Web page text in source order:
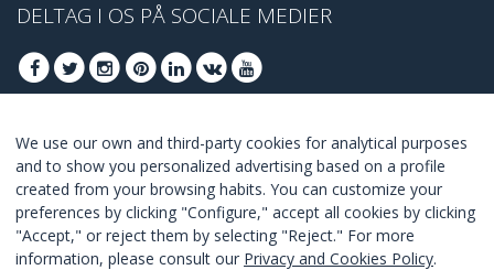
DELTAG I OS PÅ SOCIALE MEDIER
DELTAG AT FÅ BEDSTE TILBUD
TILSLUTTE
I Agree with the terms and conditions
We use our own and third-party cookies for analytical purposes
and to show you personalized advertising based on a profile
created from your browsing habits. You can customize your
preferences by clicking "Configure," accept all cookies by clicking
"Accept," or reject them by selecting "Reject." For more
information, please consult our Privacy and Cookies Policy.